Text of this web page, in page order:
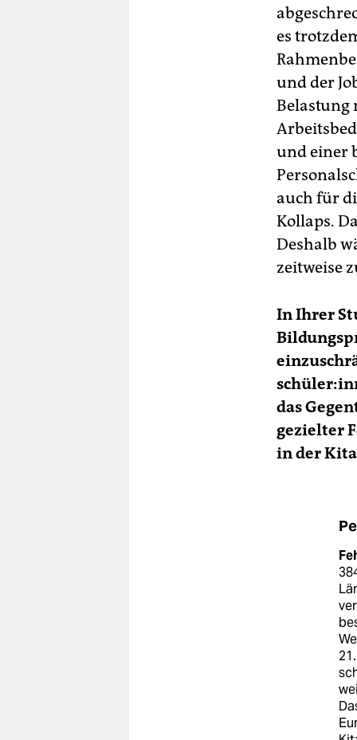
es
und der
Belastung
und einer
auch für
Kollaps.
Deshalb
zeitweise
In Ihrer
das
gezielter
in der